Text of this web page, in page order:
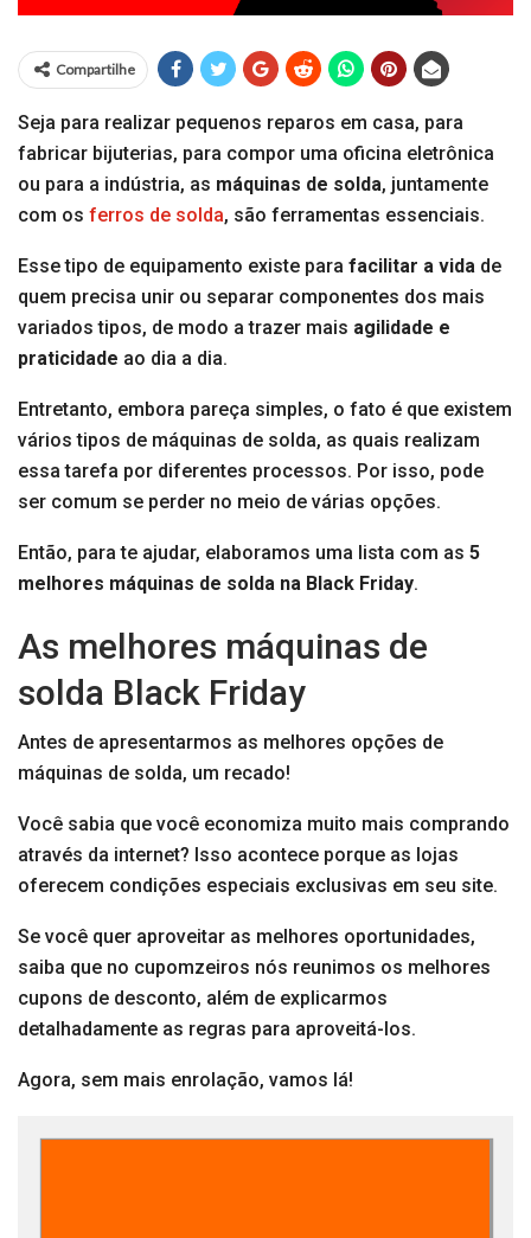
Compartilhe
Seja para realizar pequenos reparos em casa, para
fabricar bijuterias, para compor uma oficina eletrônica
ou para a indústria, as máquinas de solda, juntamente
com os ferros de solda, são ferramentas essenciais.
Esse tipo de equipamento existe para facilitar a vida de
quem precisa unir ou separar componentes dos mais
variados tipos, de modo a trazer mais agilidade e
praticidade ao dia a dia.
Entretanto, embora pareça simples, o fato é que existem
vários tipos de máquinas de solda, as quais realizam
essa tarefa por diferentes processos. Por isso, pode
ser comum se perder no meio de várias opções.
Então, para te ajudar, elaboramos uma lista com as 5
melhores máquinas de solda na Black Friday.
As melhores máquinas de
solda Black Friday
Antes de apresentarmos as melhores opções de
máquinas de solda, um recado!
Você sabia que você economiza muito mais comprando
através da internet? Isso acontece porque as lojas
oferecem condições especiais exclusivas em seu site.
Se você quer aproveitar as melhores oportunidades,
saiba que no cupomzeiros nós reunimos os melhores
cupons de desconto, além de explicarmos
detalhadamente as regras para aproveitá-los.
Agora, sem mais enrolação, vamos lá!